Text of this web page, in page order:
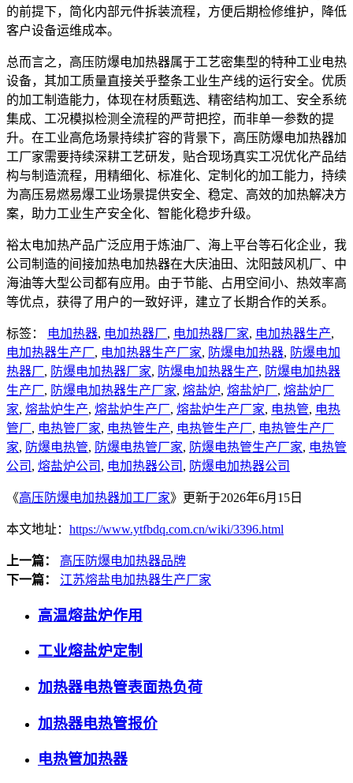
的前提下，简化内部元件拆装流程，方便后期检修维护，降低
客户设备运维成本。
总而言之，高压防爆电加热器属于工艺密集型的特种工业电热
设备，其加工质量直接关乎整条工业生产线的运行安全。优质
的加工制造能力，体现在材质甄选、精密结构加工、安全系统
集成、工况模拟检测全流程的严苛把控，而非单一参数的提
升。在工业高危场景持续扩容的背景下，高压防爆电加热器加
工厂家需要持续深耕工艺研发，贴合现场真实工况优化产品结
构与制造流程，用精细化、标准化、定制化的加工能力，持续
为高压易燃易爆工业场景提供安全、稳定、高效的加热解决方
案，助力工业生产安全化、智能化稳步升级。
裕太电加热产品广泛应用于炼油厂、海上平台等石化企业，我
公司制造的间接加热电加热器在大庆油田、沈阳鼓风机厂、中
海油等大型公司都有应用。由于节能、占用空间小、热效率高
等优点，获得了用户的一致好评，建立了长期合作的关系。
标签： 电加热器, 电加热器厂, 电加热器厂家, 电加热器生产,
电加热器生产厂, 电加热器生产厂家, 防爆电加热器, 防爆电加
热器厂, 防爆电加热器厂家, 防爆电加热器生产, 防爆电加热器
生产厂, 防爆电加热器生产厂家, 熔盐炉, 熔盐炉厂, 熔盐炉厂
家, 熔盐炉生产, 熔盐炉生产厂, 熔盐炉生产厂家, 电热管, 电热
管厂, 电热管厂家, 电热管生产, 电热管生产厂, 电热管生产厂
家, 防爆电热管, 防爆电热管厂家, 防爆电热管生产厂家, 电热管
公司 , 熔盐炉公司 , 电加热器公司 , 防爆电加热器公司
《高压防爆电加热器加工厂家》更新于2026年6月15日
本文地址： https://www.ytfbdq.com.cn/wiki/3396.html
上一篇：
高压防爆电加热器品牌
下一篇：
江苏熔盐电加热器生产厂家
高温熔盐炉作用
工业熔盐炉定制
加热器电热管表面热负荷
加热器电热管报价
电热管加热器